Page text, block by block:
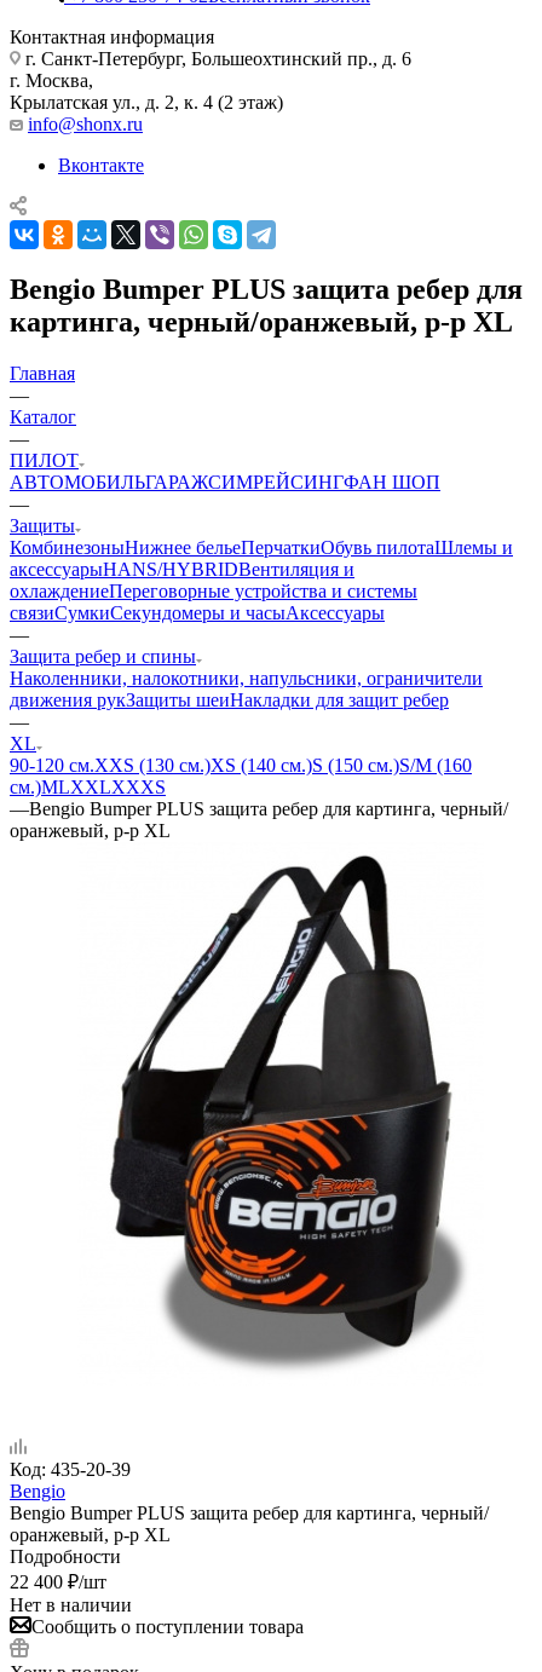
Контактная информация
г. Санкт-Петербург, Большеохтинский пр., д. 6
г. Москва,
Крылатская ул., д. 2, к. 4 (2 этаж)
info@shonx.ru
Вконтакте
Bengio Bumper PLUS защита ребер для
картинга, черный/оранжевый, р-р XL
Главная
—
Каталог
—
ПИЛОТ
АВТОМОБИЛЬГАРАЖСИМРЕЙСИНГФАН ШОП
—
Защиты
КомбинезоныНижнее бельеПерчаткиОбувь пилотаШлемы и
аксессуарыHANS/HYBRIDВентиляция и
охлаждениеПереговорные устройства и системы
связиСумкиСекундомеры и часыАксессуары
—
Защита ребер и спины
Наколенники, налокотники, напульсники, ограничители
движения рукЗащиты шеиНакладки для защит ребер
—
XL
90-120 см.XXS (130 см.)XS (140 см.)S (150 см.)S/M (160
см.)MLXXLXXXS
—Bengio Bumper PLUS защита ребер для картинга, черный/
оранжевый, р-р XL
Код: 435-20-39
Bengio
Bengio Bumper PLUS защита ребер для картинга, черный/
оранжевый, р-р XL
Подробности
22 400 ₽/шт
Нет в наличии
Сообщить о поступлении товара